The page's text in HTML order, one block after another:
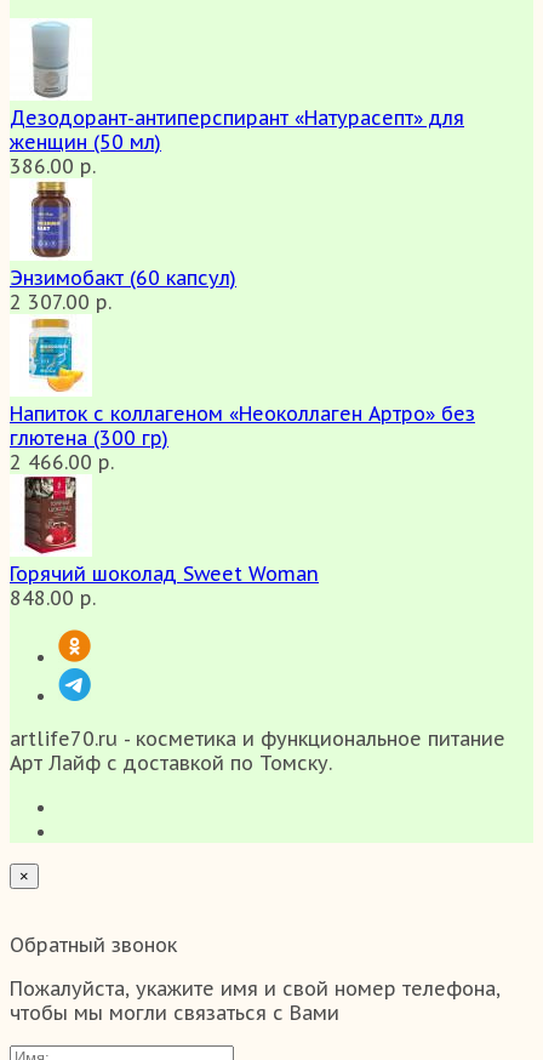
Дезодорант-антиперспирант «Натурасепт» для
женщин (50 мл)
386.00 р.
Энзимобакт (60 капсул)
2 307.00 р.
Напиток с коллагеном «Неоколлаген Артро» без
глютена (300 гр)
2 466.00 р.
Горячий шоколад Sweet Woman
848.00 р.
artlife70.ru - косметика и функциональное питание
Арт Лайф с доставкой по Томску.
×
Обратный звонок
Пожалуйста, укажите имя и свой номер телефона,
чтобы мы могли связаться с Вами